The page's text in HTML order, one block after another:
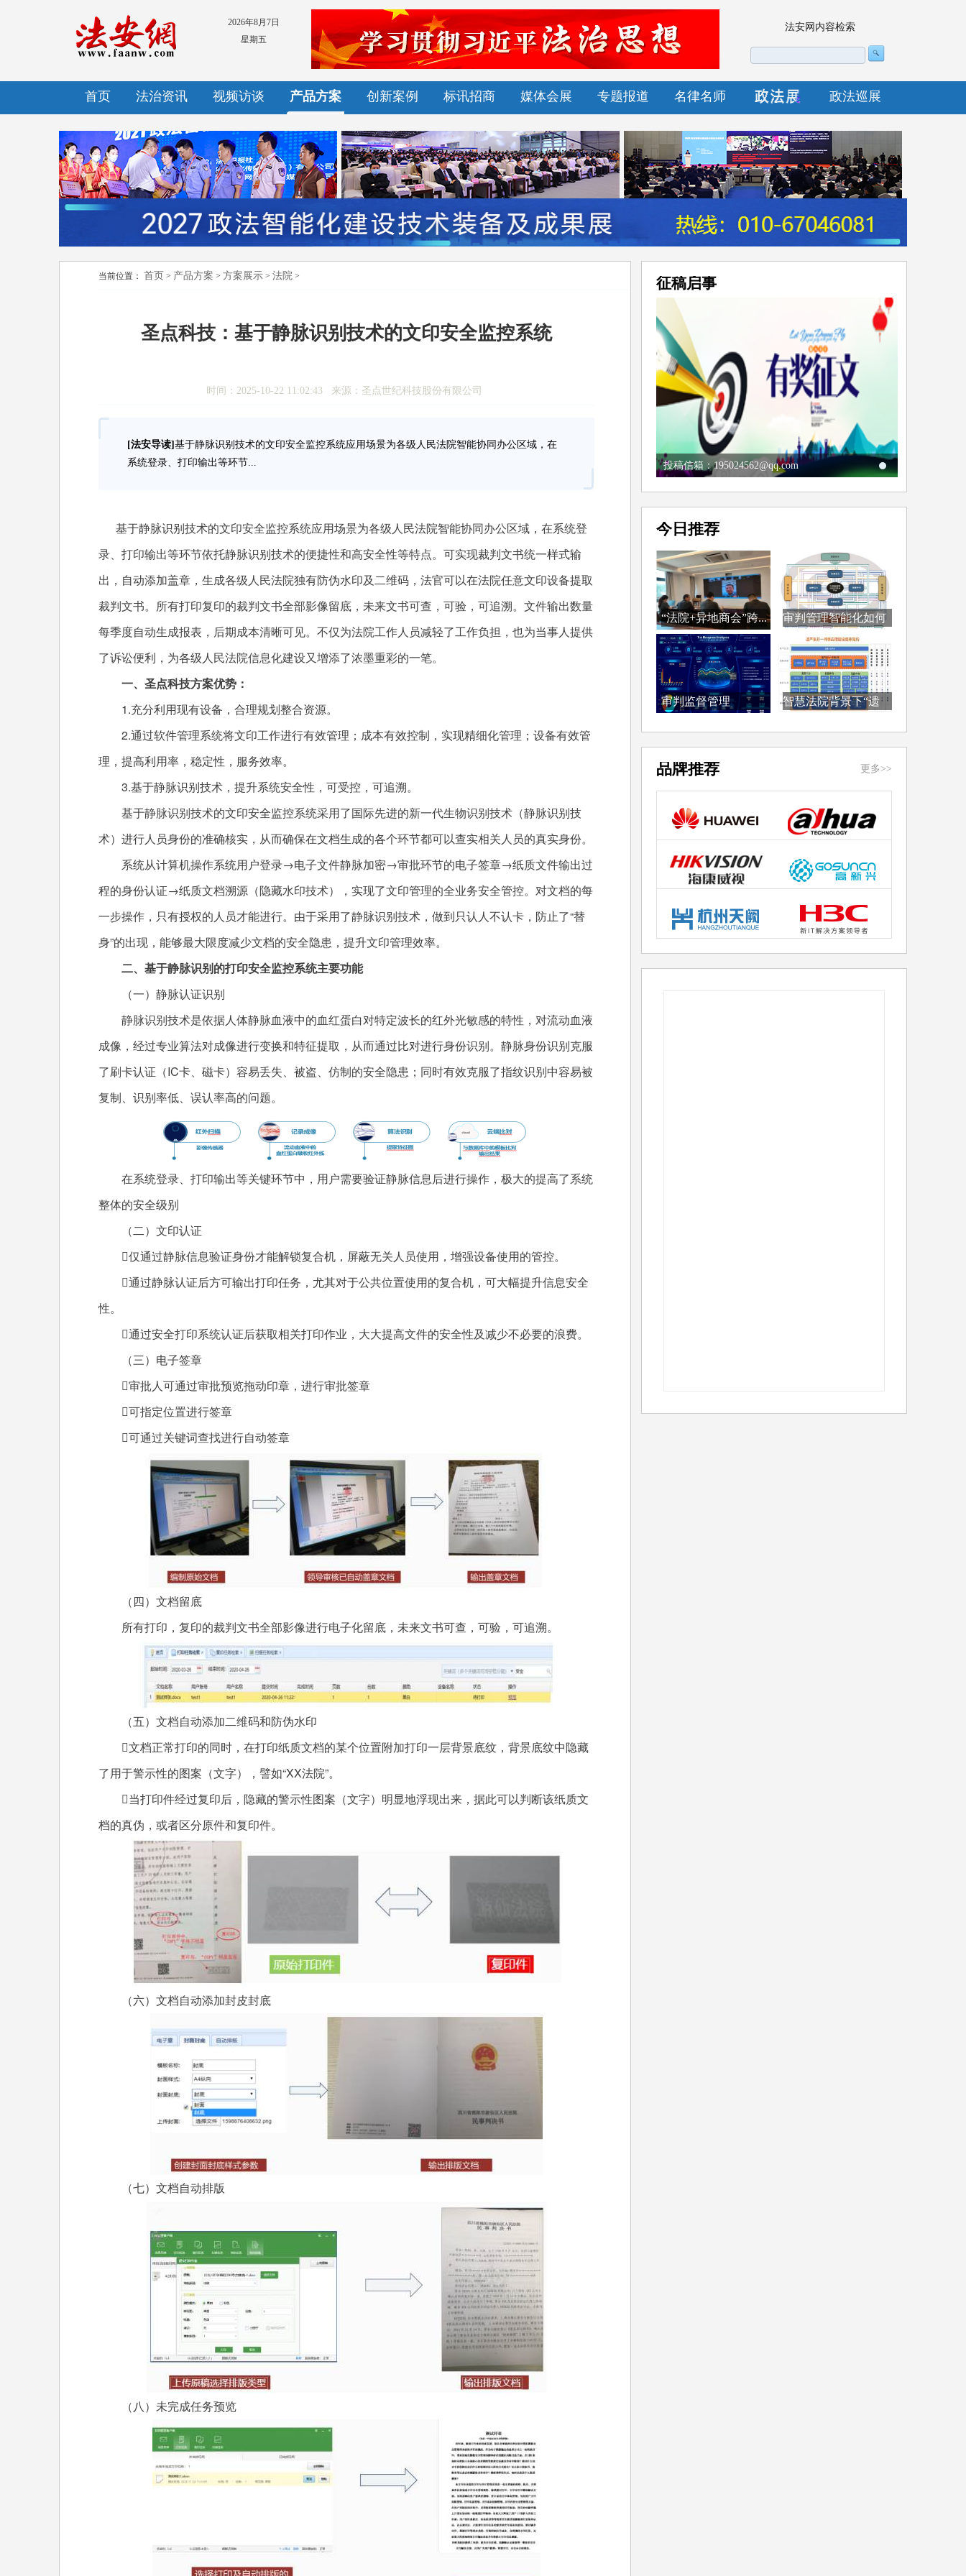
2026年8月7日
星期五
法安网内容检索
首页 法治资讯 视频访谈 产品方案 创新案例 标讯招商 媒体会展 专题报道 名律名师 政法巡展
当前位置： 首页 > 产品方案 > 方案展示 > 法院 >
圣点科技：基于静脉识别技术的文印安全监控系统
时间：2025-10-22 11:02:43 来源：圣点世纪科技股份有限公司
[法安导读] 基于静脉识别技术的文印安全监控系统应用场景为各级人民法院智能协同办公区域，在
系统登录、打印输出等环节...
基于静脉识别技术的文印安全监控系统应用场景为各级人民法院智能协同办公区域，在系统登
录、打印输出等环节依托静脉识别技术的便捷性和高安全性等特点。可实现裁判文书统一样式输
出，自动添加盖章，生成各级人民法院独有防伪水印及二维码，法官可以在法院任意文印设备提取
裁判文书。所有打印复印的裁判文书全部影像留底，未来文书可查，可验，可追溯。文件输出数量
每季度自动生成报表，后期成本清晰可见。不仅为法院工作人员减轻了工作负担，也为当事人提供
了诉讼便利，为各级人民法院信息化建设又增添了浓墨重彩的一笔。
一、圣点科技方案优势：
1.充分利用现有设备，合理规划整合资源。
2.通过软件管理系统将文印工作进行有效管理；成本有效控制，实现精细化管理；设备有效管
理，提高利用率，稳定性，服务效率。
3.基于静脉识别技术，提升系统安全性，可受控，可追溯。
基于静脉识别技术的文印安全监控系统采用了国际先进的新一代生物识别技术（静脉识别技
术）进行人员身份的准确核实，从而确保在文档生成的各个环节都可以查实相关人员的真实身份。
系统从计算机操作系统用户登录→电子文件静脉加密→审批环节的电子签章→纸质文件输出过
程的身份认证→纸质文档溯源（隐藏水印技术），实现了文印管理的全业务安全管控。对文档的每
一步操作，只有授权的人员才能进行。由于采用了静脉识别技术，做到只认人不认卡，防止了“替
身”的出现，能够最大限度减少文档的安全隐患，提升文印管理效率。
二、基于静脉识别的打印安全监控系统主要功能
（一）静脉认证识别
静脉识别技术是依据人体静脉血液中的血红蛋白对特定波长的红外光敏感的特性，对流动血液
成像，经过专业算法对成像进行变换和特征提取，从而通过比对进行身份识别。静脉身份识别克服
了刷卡认证（IC卡、磁卡）容易丢失、被盗、仿制的安全隐患；同时有效克服了指纹识别中容易被
复制、识别率低、误认率高的问题。
在系统登录、打印输出等关键环节中，用户需要验证静脉信息后进行操作，极大的提高了系统
整体的安全级别
（二）文印认证
仅通过静脉信息验证身份才能解锁复合机，屏蔽无关人员使用，增强设备使用的管控。
通过静脉认证后方可输出打印任务，尤其对于公共位置使用的复合机，可大幅提升信息安全
性。
通过安全打印系统认证后获取相关打印作业，大大提高文件的安全性及减少不必要的浪费。
（三）电子签章
审批人可通过审批预览拖动印章，进行审批签章
可指定位置进行签章
可通过关键词查找进行自动签章
（四）文档留底
所有打印，复印的裁判文书全部影像进行电子化留底，未来文书可查，可验，可追溯。
（五）文档自动添加二维码和防伪水印
文档正常打印的同时，在打印纸质文档的某个位置附加打印一层背景底纹，背景底纹中隐藏
了用于警示性的图案（文字），譬如“XX法院”。
当打印件经过复印后，隐藏的警示性图案（文字）明显地浮现出来，据此可以判断该纸质文
档的真伪，或者区分原件和复印件。
（六）文档自动添加封皮封底
（七）文档自动排版
（八）未完成任务预览
征稿启事
投稿信箱：195024562@qq.com
今日推荐
“法院+异地商会”跨...
审判管理智能化如何
审判监督管理
智慧法院背景下“遗
品牌推荐 更多>>